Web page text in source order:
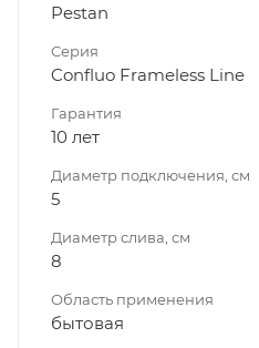
Pestan
Серия
Confluo Frameless Line
Гарантия
10 лет
Диаметр подключения, см
5
Диаметр слива, см
8
Область применения
бытовая